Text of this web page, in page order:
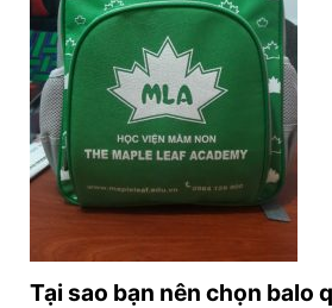
Tại sao bạn nên chọn balo